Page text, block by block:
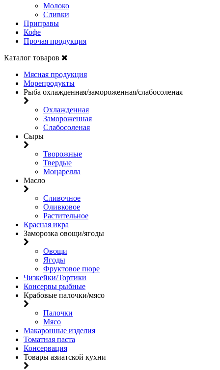
Молоко
Сливки
Приправы
Кофе
Прочая продукция
Каталог товаров
Мясная продукция
Морепродукты
Рыба охлажденная/замороженная/слабосоленая
Охлажденная
Замороженная
Слабосоленая
Сыры
Творожные
Твердые
Моцарелла
Масло
Сливочное
Оливковое
Растительное
Красная икра
Заморозка овощи/ягоды
Овощи
Ягоды
Фруктовое пюре
Чизкейки/Тортики
Консервы рыбные
Крабовые палочки/мясо
Палочки
Мясо
Макаронные изделия
Томатная паста
Консервация
Товары азиатской кухни